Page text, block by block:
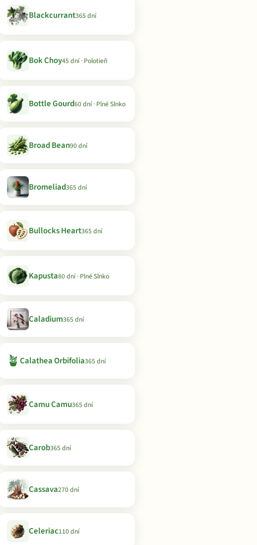
Blackcurrant365 dní
Bok Choy45 dní · Polotieň
Bottle Gourd60 dní · Plné Slnko
Broad Bean90 dní
Bromeliad365 dní
Bullocks Heart365 dní
Kapusta80 dní · Plné Slnko
Caladium365 dní
🪴 Calathea Orbifolia365 dní
Camu Camu365 dní
Carob365 dní
Cassava270 dní
Celeriac110 dní